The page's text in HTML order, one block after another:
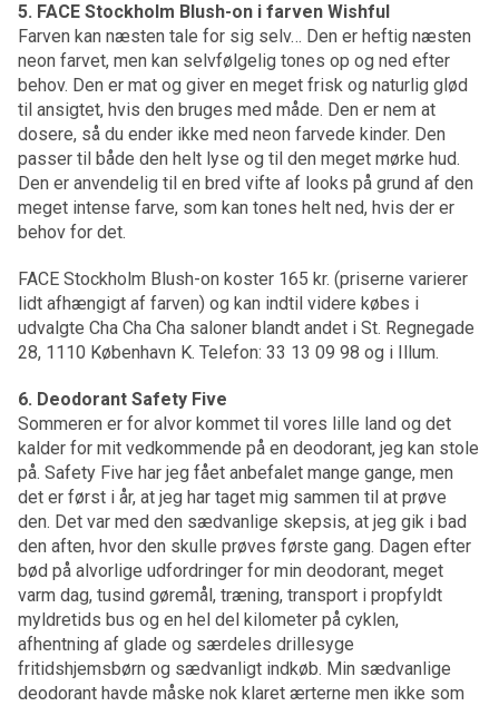
5. FACE Stockholm Blush-on i farven Wishful
Farven kan næsten tale for sig selv… Den er heftig næsten
neon farvet, men kan selvfølgelig tones op og ned efter
behov. Den er mat og giver en meget frisk og naturlig glød
til ansigtet, hvis den bruges med måde. Den er nem at
dosere, så du ender ikke med neon farvede kinder. Den
passer til både den helt lyse og til den meget mørke hud.
Den er anvendelig til en bred vifte af looks på grund af den
meget intense farve, som kan tones helt ned, hvis der er
behov for det.
FACE Stockholm Blush-on koster 165 kr. (priserne varierer
lidt afhængigt af farven) og kan indtil videre købes i
udvalgte Cha Cha Cha saloner blandt andet i St. Regnegade
28, 1110 København K. Telefon: 33 13 09 98 og i Illum.
6. Deodorant Safety Five
Sommeren er for alvor kommet til vores lille land og det
kalder for mit vedkommende på en deodorant, jeg kan stole
på. Safety Five har jeg fået anbefalet mange gange, men
det er først i år, at jeg har taget mig sammen til at prøve
den. Det var med den sædvanlige skepsis, at jeg gik i bad
den aften, hvor den skulle prøves første gang. Dagen efter
bød på alvorlige udfordringer for min deodorant, meget
varm dag, tusind gøremål, træning, transport i propfyldt
myldretids bus og en hel del kilometer på cyklen,
afhentning af glade og særdeles drillesyge
fritidshjemsbørn og sædvanligt indkøb. Min sædvanlige
deodorant havde måske nok klaret ærterne men ikke som